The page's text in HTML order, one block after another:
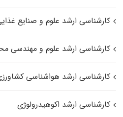
کارشناسی ارشد علوم و صنایع
کارشناسی ارشد علوم و مهندسی
کارشناسی ارشد هواشناسی
کارشناسی ارشد اکوهیدرولوژی